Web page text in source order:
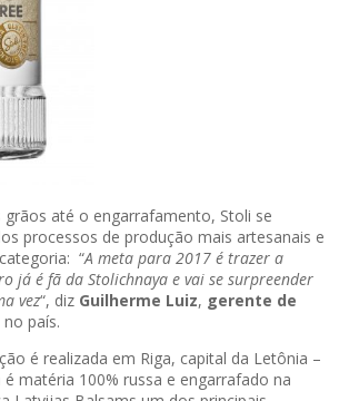
grãos até o engarrafamento, Stoli se
processos de produção mais artesanais e
“A meta para 2017 é trazer a
já é fã da Stolichnaya e vai se surpreender
vez“, diz Guilherme Luiz, gerente de
no país.
é realizada em Riga, capital da Letônia –
é matéria 100% russa e engarrafado na